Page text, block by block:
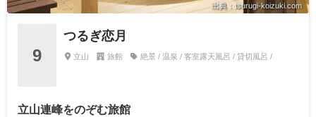
出典：tsurugi-koizuki.com
9
つるぎ恋月
立山 旅館 絶景 / 温泉 / 客室露天風呂 / 貸切風呂 /
立山連峰をのぞむ旅館